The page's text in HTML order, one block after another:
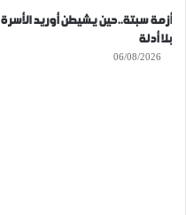
أزمة سبتة..حين يشيطن أوريد الأسرة
بلا أدلة
06/08/2026